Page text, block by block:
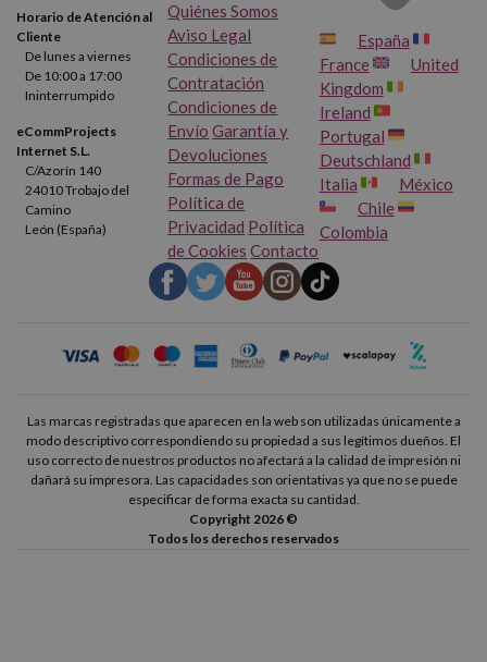
Horario de Atención al
Cliente
De lunes a viernes
De 10:00 a 17:00
Ininterrumpido
eCommProjects
Internet S.L.
C/Azorín 140
24010 Trobajo del
Camino
León (España)
Quiénes Somos
Aviso Legal
Condiciones de
Contratación
Condiciones de
Envío Garantía y
Devoluciones
Formas de Pago
Política de
Privacidad Política
de Cookies Contacto
España
France
United
Kingdom
Ireland
Portugal
Deutschland
Italia
México
Chile
Colombia
Las marcas registradas que aparecen en la web son utilizadas únicamente a
modo descriptivo correspondiendo su propiedad a sus legítimos dueños. El
uso correcto de nuestros productos no afectará a la calidad de impresión ni
dañará su impresora. Las capacidades son orientativas ya que no se puede
especificar de forma exacta su cantidad.
Copyright 2026 ©
Todos los derechos reservados